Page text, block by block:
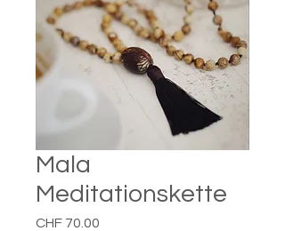
Mala
Meditationskette
CHF 70.00